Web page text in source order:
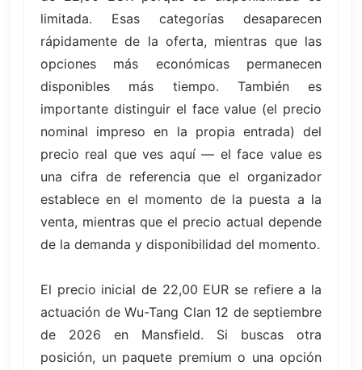
limitada. Esas categorías desaparecen
rápidamente de la oferta, mientras que las
opciones más económicas permanecen
disponibles más tiempo. También es
importante distinguir el face value (el precio
nominal impreso en la propia entrada) del
precio real que ves aquí — el face value es
una cifra de referencia que el organizador
establece en el momento de la puesta a la
venta, mientras que el precio actual depende
de la demanda y disponibilidad del momento.
El precio inicial de 22,00 EUR se refiere a la
actuación de Wu-Tang Clan 12 de septiembre
de 2026 en Mansfield. Si buscas otra
posición, un paquete premium o una opción